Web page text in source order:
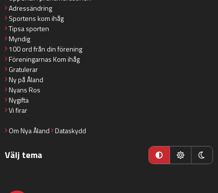
Adressändring
Sportens kom ihåg
Tipsa sporten
Myndig
100 ord från din förening
Föreningarnas Kom ihåg
Gratulerar
Ny på Åland
Nyans Ros
Nygifta
Vi firar
Om Nya Åland Dataskydd
Välj tema